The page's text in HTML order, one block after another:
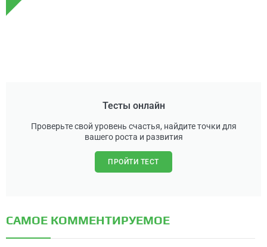
Тесты онлайн
Проверьте свой уровень счастья, найдите точки для
вашего роста и развития
ПРОЙТИ ТЕСТ
САМОЕ КОММЕНТИРУЕМОЕ